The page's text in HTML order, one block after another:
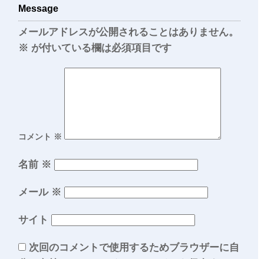
Message
メールアドレスが公開されることはありません。
※ が付いている欄は必須項目です
コメント ※
名前 ※
メール ※
サイト
次回のコメントで使用するためブラウザーに自